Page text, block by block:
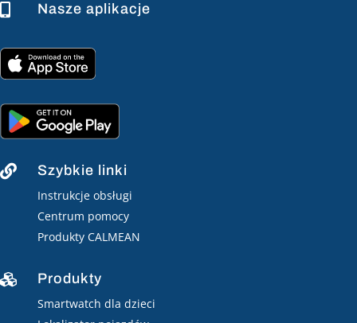
 Nasze aplikacje
 Szybkie linki
Instrukcje obsługi
Centrum pomocy
Produkty CALMEAN
 Produkty
Smartwatch dla dzieci